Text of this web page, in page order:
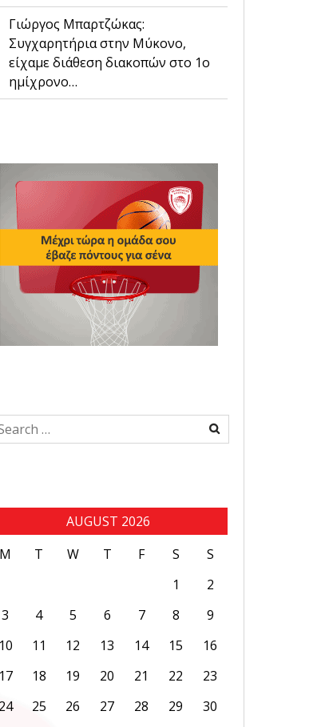
Γιώργος Μπαρτζώκας:
Συγχαρητήρια στην Μύκονο,
είχαμε διάθεση διακοπών στο 1ο
ημίχρονο…
AUGUST 2026
M
T W T F S
S
1
2
3
4 5 6 7 8
9
10
11 12 13 14 15
16
17
18 19 20 21 22
23
24
25 26 27 28 29
30